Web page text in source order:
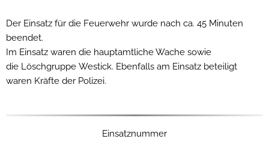
Der Einsatz für die Feuerwehr wurde nach ca. 45 Minuten
beendet.
Im Einsatz waren die hauptamtliche Wache sowie
die Löschgruppe Westick. Ebenfalls am Einsatz beteiligt
waren Kräfte der Polizei.
Einsatznummer